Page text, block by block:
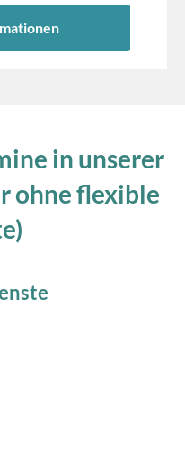
in unserer
ohne flexible